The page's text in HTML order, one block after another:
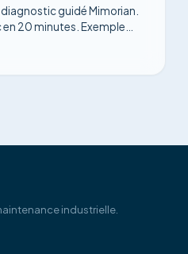
guidé Mimorian.
20 minutes. Exemple
industrielle.